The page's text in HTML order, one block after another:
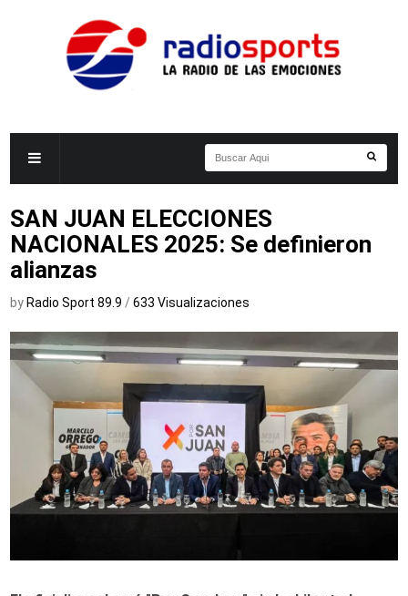
SAN JUAN ELECCIONES
NACIONALES 2025: Se definieron
alianzas
by Radio Sport 89.9 /633 Visualizaciones